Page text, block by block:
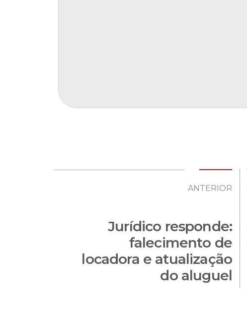
ANTERIOR
Jurídico responde:
falecimento de
locadora e atualização
do aluguel